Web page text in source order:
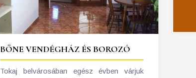
BÖNE VENDÉGHÁZ ÉS BOROZÓ
Tokaj belvárosában egész évben várjuk